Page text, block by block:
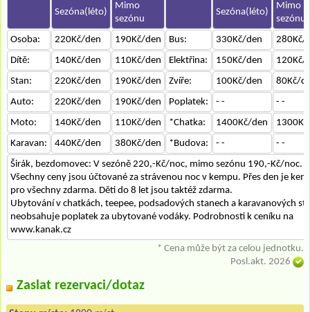
Sezóna(léto)
Mimo
sezónu
Sezóna(léto)
Mimo
sezónu
Osoba:
220Kč/den 190Kč/den Bus: 330Kč/den
280Kč/
Dítě:
140Kč/den 110Kč/den Elektřina: 150Kč/den
120Kč/
Stan:
220Kč/den 190Kč/den Zvíře: 100Kč/den
80Kč/
Auto:
220Kč/den 190Kč/den Poplatek: - -
- -
Moto:
140Kč/den 110Kč/den *Chatka: 1400Kč/den
Karavan:
440Kč/den 380Kč/den *Budova: - -
- -
Širák, bezdomovec: V sezóně 220,-Kč/noc, mimo sezónu 190,-Kč/noc.
Všechny ceny jsou účtované za strávenou noc v kempu. Přes den je
pro všechny zdarma. Děti do 8 let jsou taktéž zdarma.
Ubytování v chatkách, teepee, podsadových stanech a karavanových
neobsahuje poplatek za ubytované vodáky. Podrobnosti k ceníku na
www.kanak.cz
* Cena může být za celou jednotku.
Posl.akt. 2026
Zaslat rezervaci/dotaz